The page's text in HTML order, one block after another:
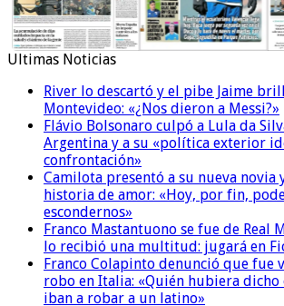
Ultimas Noticias
River lo descartó y el pibe Jaime
Montevideo: «¿Nos dieron a Messi?»
Flávio Bolsonaro culpó a Lula da
Argentina y a su «política exterior
confrontación»
Camilota presentó a su nueva novia
historia de amor: «Hoy, por fin,
escondernos»
Franco Mastantuono se fue de Real
lo recibió una multitud: jugará en
Franco Colapinto denunció que fue
robo en Italia: «Quién hubiera
iban a robar a un latino»